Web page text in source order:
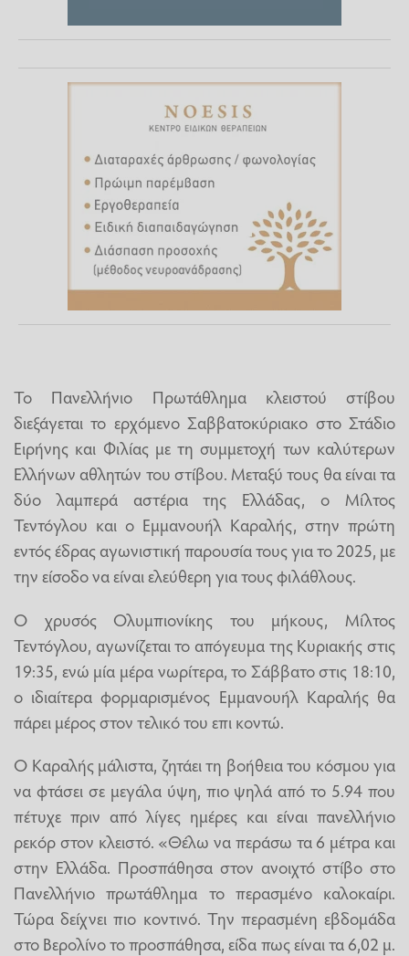
Το Πανελλήνιο Πρωτάθλημα κλειστού στίβου
διεξάγεται το ερχόμενο Σαββατοκύριακο στο Στάδιο
Ειρήνης και Φιλίας με τη συμμετοχή των καλύτερων
Ελλήνων αθλητών του στίβου. Μεταξύ τους θα είναι τα
δύο λαμπερά αστέρια της Ελλάδας, ο Μίλτος
Τεντόγλου και ο Εμμανουήλ Καραλής, στην πρώτη
εντός έδρας αγωνιστική παρουσία τους για το 2025, με
την είσοδο να είναι ελεύθερη για τους φιλάθλους.
Ο χρυσός Ολυμπιονίκης του μήκους, Μίλτος
Τεντόγλου, αγωνίζεται το απόγευμα της Κυριακής στις
19:35, ενώ μία μέρα νωρίτερα, το Σάββατο στις 18:10,
ο ιδιαίτερα φορμαρισμένος Εμμανουήλ Καραλής θα
πάρει μέρος στον τελικό του επι κοντώ.
Ο Καραλής μάλιστα, ζητάει τη βοήθεια του κόσμου για
να φτάσει σε μεγάλα ύψη, πιο ψηλά από το 5.94 που
πέτυχε πριν από λίγες ημέρες και είναι πανελλήνιο
ρεκόρ στον κλειστό. «Θέλω να περάσω τα 6 μέτρα και
στην Ελλάδα. Προσπάθησα στον ανοιχτό στίβο στο
Πανελλήνιο πρωτάθλημα το περασμένο καλοκαίρι.
Τώρα δείχνει πιο κοντινό. Την περασμένη εβδομάδα
στο Βερολίνο το προσπάθησα, είδα πως είναι τα 6,02 μ.